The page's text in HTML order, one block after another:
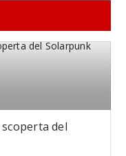
scoperta del